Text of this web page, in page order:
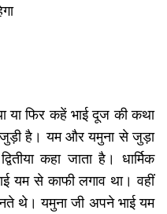
या फिर कहें भाई दूज की कथा
जुड़ी है। यम और यमुना से जुड़ा
कहा जाता है। धार्मिक
यम से काफी लगाव था। वहीं
थे। यमुना जी अपने भाई यम